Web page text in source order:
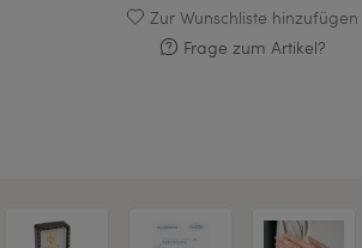
Zur Wunschliste hinzufügen
Frage zum Artikel?